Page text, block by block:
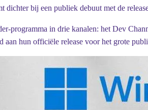
dichter bij een publiek debuut met de
programma in drie kanalen: het Dev
aan hun officiële release voor het grote